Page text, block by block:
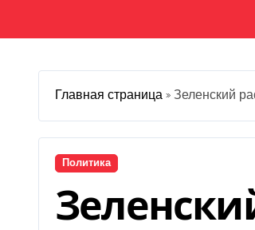
Главная страница » Зеленский
Политика